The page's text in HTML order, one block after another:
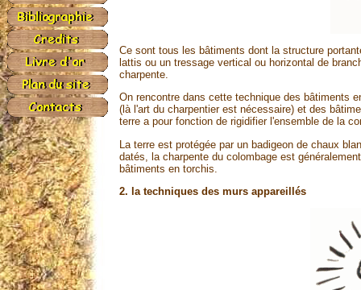
Ce sont tous les bâtiments dont la structure
lattis ou un tressage vertical ou horizontal de
charpente.
On rencontre dans cette technique des bâtiments
(là l'art du charpentier est nécessaire) et des
terre a pour fonction de rigidifier l'ensemble de la
La terre est protégée par un badigeon de chaux
datés, la charpente du colombage est
bâtiments en torchis.
2. la techniques des murs appareillés